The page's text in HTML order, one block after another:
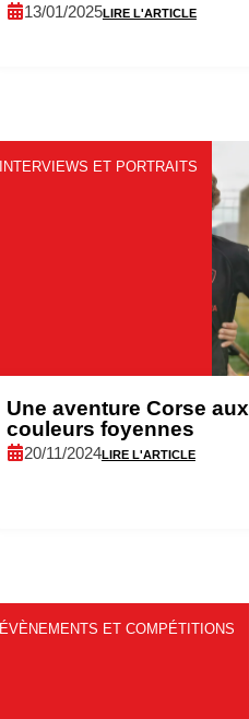
13/01/2025LIRE L'ARTICLE
INTERVIEWS ET PORTRAITS
Une aventure Corse aux
couleurs foyennes
20/11/2024LIRE L'ARTICLE
ÉVÈNEMENTS ET COMPÉTITIONS